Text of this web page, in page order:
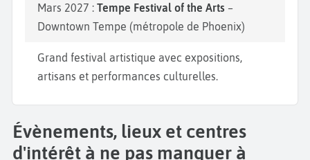
Mars 2027 : Tempe Festival of the Arts –
Downtown Tempe (métropole de Phoenix)
Grand festival artistique avec expositions,
artisans et performances culturelles.
Évènements, lieux et centres
d'intérêt à ne pas manquer à